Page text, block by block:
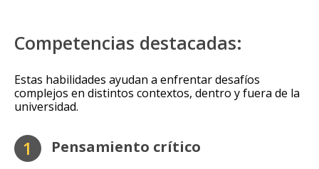
Competencias destacadas:
Estas habilidades ayudan a enfrentar desafíos
complejos en distintos contextos, dentro y fuera de la
universidad.
1 Pensamiento crítico